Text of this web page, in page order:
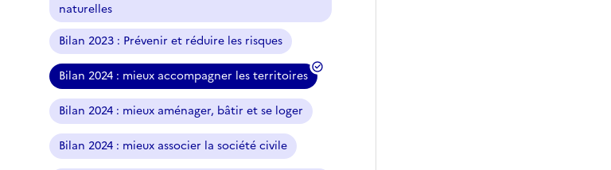
naturelles
Bilan 2023 : Prévenir et réduire les risques
Bilan 2024 : mieux accompagner les territoires
(
f
i
l
t
Bilan 2024 : mieux aménager, bâtir et se loger
Bilan 2024 : mieux associer la société civile